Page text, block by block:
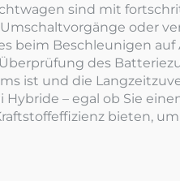
sind mit
oder
beim Beschleunigen
des
ist und die
Hybride – egal ob Sie
bieten,